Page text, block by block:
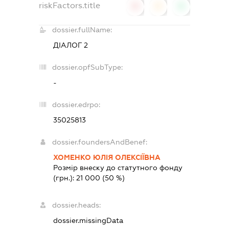
riskFactors.title
dossier.fullName:
ДІАЛОГ 2
dossier.opfSubType:
-
dossier.edrpo:
35025813
dossier.foundersAndBenef:
ХОМЕНКО ЮЛІЯ ОЛЕКСІЇВНА
Розмір внеску до статутного фонду
(грн.):21 000 (50 %)
dossier.heads:
dossier.missingData